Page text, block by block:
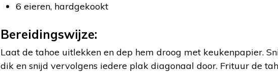
6 eieren, hardgekookt
Bereidingswijze:
Laat de tahoe uitlekken en dep hem droog met keukenpapier.
dik en snijd vervolgens iedere plak diagonaal door. Frituur de